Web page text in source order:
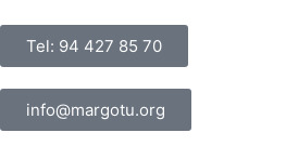
Tel: 94 427 85 70
info@margotu.org